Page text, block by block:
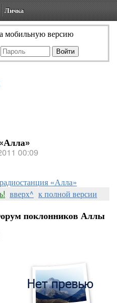
Личка
мобильную версию
00:09
«Алла»
вверх^ к полной версии
поклонников Аллы